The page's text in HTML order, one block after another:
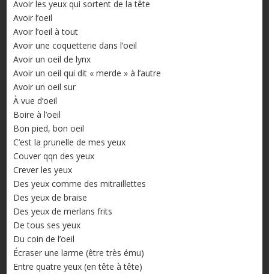
Avoir les yeux qui sortent de la tête
Avoir l’oeil
Avoir l’oeil à tout
Avoir une coquetterie dans l’oeil
Avoir un oeil de lynx
Avoir un oeil qui dit « merde » à l’autre
Avoir un oeil sur
À vue d’oeil
Boire à l’oeil
Bon pied, bon oeil
C’est la prunelle de mes yeux
Couver qqn des yeux
Crever les yeux
Des yeux comme des mitraillettes
Des yeux de braise
Des yeux de merlans frits
De tous ses yeux
Du coin de l’oeil
Écraser une larme (être très ému)
Entre quatre yeux (en tête à tête)